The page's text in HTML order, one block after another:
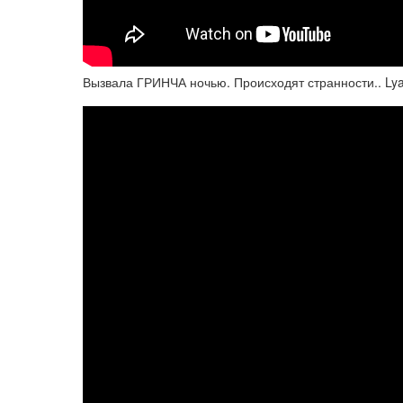
Вызвала ГРИНЧА ночью. Происходят странности..